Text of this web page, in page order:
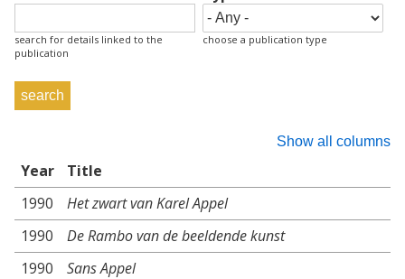
search for details linked to the
publication
choose a publication type
Show all columns
Year
Title
1990
Het zwart van Karel Appel
1990
De Rambo van de beeldende kunst
1990
Sans Appel